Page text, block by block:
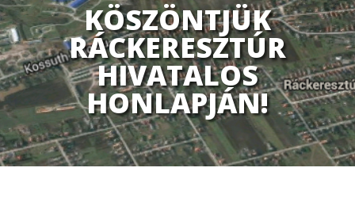
KÖSZÖNTJÜK
RÁCKERESZTÚR
HIVATALOS
HONLAPJÁN!